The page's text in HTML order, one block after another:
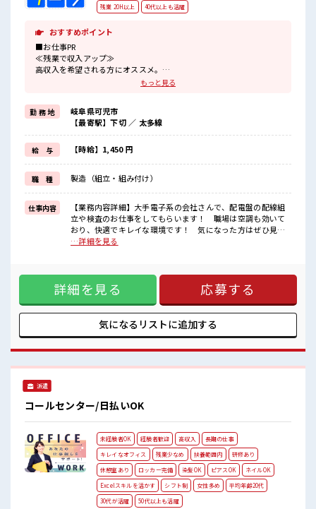
残業 20H以上
40代以上も活躍
おすすめポイント
■お仕事PR
≪残業で収入アップ≫
高収入を希望される方にオススメ。
残業は月20時間以上あります♪
週末は家族や友人と一緒にプライベート満喫！
≪ヘアカラーOKで自由な雰囲気の職場≫
明るすぎたり奇抜でなければ基本的に自由！
(規定有)制服があると毎日の服選びに悩まずOK♪
≪未経験でも活躍できる≫
新しいことにチャレンジするのは不安だけど、
しっかり働く環境が整っています！
イチからスキルUP・ステップUP目指していきましょう！
■職場の雰囲気
髪型・髪色自由♪
派手過ぎなければOKだから、
モチベーションもUP！
高収入もバッチリ目指せますよ！
もっと見る
勤 務 地
岐阜県可児市
【最寄駅】下切 ／ 太多線
給 与 【時給】1,450 円
職 種 製造（組立・組み付け）
仕事内容
【業務内容詳細】大手電子系の会社さんで、配電盤の配線組
立や検査のお仕事をしてもらいます！ 職場は空調も効いて
おり、快適でキレイな環境です！ 気になった方はぜひ見学
から、お気軽にご応募ください☆【取扱製品情報】低圧電磁
日制≫ 週末は家族や友人と一緒にプライベート満喫！ ≪ヘア
カラーOKで自由な雰囲気の職場≫ 明るすぎたり奇抜でなけれ
ば基本的に自由！ (規定有)制服があると毎日の服選びに悩ま
ずOK♪ ≪未経験でも活躍できる≫ 新しいことにチャレンジ
するのは不安だけど、 しっかり働く環境が整っています！ イ
チからスキルUP・ステップUP目指していきましょう！ ■職
モチベーションもUP！ 休憩室で楽しくランチ♪ 時間があれば
昼寝もしちゃおう！ 高収入もバッチリ目指せますよ！
…詳細を見る
詳細を見る 応募する
気になるリストに追加する
派遣
コールセンター/日払いOK
未経験者OK 経験者歓迎 高収入
長期の仕事
キレイなオフィス
残業少なめ 扶養範囲内
研修あり
休憩室あり
ロッカー完備 染髪OK ピアスOK
ネイルOK
Excelスキルを活かす
シフト制 女性多め
平均年齢20代
30代が活躍
50代以上も活躍